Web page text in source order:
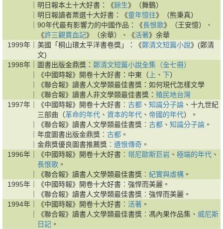
明日報本土十大好書：《餘生》（舞鶴）
明日報讀者票選十大好書：《童年憶往》（熊秉真）
90年代最有影響力的中國作品：《長恨歌》（王安憶）、
《許三觀賣血記》（余華）、《活著》余華
1999年｜ 美國「桐山環太平洋書卷獎」：《鄭清文短篇小說》(鄭清
文)
1998年｜
圖書出版金鼎獎： 鄭清文短篇小說全集（全七冊）
《中國時報》開卷十大好書：中東（ 上 、 下）
《聯合報》讀書人文學類最佳書獎：如何現代怎樣文學
《聯合報》讀書人非文學類最佳書獎： 殖民地台灣
1997年｜
《中國時報》開卷十大好書︰ 古都 、 知識分子論 、十九世紀
三部曲（革命的年代 、 資本的年代 、 帝國的年代）。
《聯合報》讀書人文學類最佳書獎︰ 古都 、 知識分子論 。
年度圖書出版金鼎獎︰ 古都 。
金鼎獎優良圖書推薦獎︰ 遺恨傳奇 。
1996年｜
《中國時報》開卷十大好書︰ 塔尼歐斯巨岩 、 極端的年代 、
長恨歌 。
《聯合報》讀書人文學類最佳書獎︰ 紀實與虛構 。
1995年｜
《中國時報》開卷十大好書︰強悍而美麗。
《聯合報》讀書人文學類最佳書獎︰強悍而美麗。
1994年｜
《中國時報》開卷十大好書︰ 活著 。
《聯合報》讀書人文學類最佳書獎︰馮內果作品集、 威尼斯
日記 。